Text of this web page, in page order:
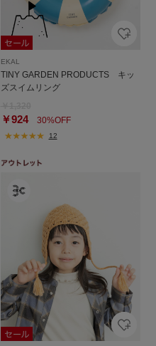
EKAL
TINY GARDEN PRODUCTS キッ
ズスイムリング
￥92430%OFF
12